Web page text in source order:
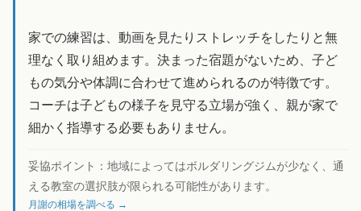
家での練習は、動画を見たりストレッチをしたりと無
理なく取り組めます。決まった宿題がないため、子ど
もの気分や体調に合わせて進められるのが特徴です。
コーチは子どもの様子を見守る立場が強く、親が家で
細かく指導する必要もありません。
妥協ポイント： 地域によってはボルダリングジムが少なく、通
える教室の選択肢が限られる可能性があります。
月謝の相場を調べる →